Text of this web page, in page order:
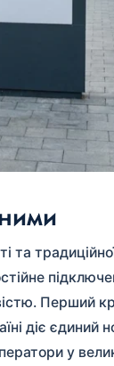
Перший
діє єдиний
у